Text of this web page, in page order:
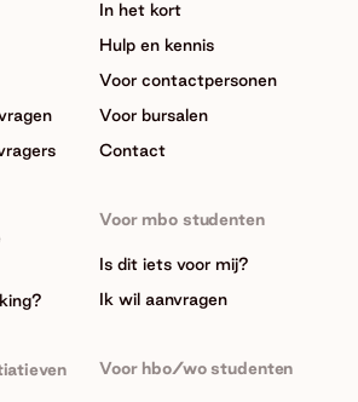
In het kort
Hulp en kennis
Voor contactpersonen
Voor bursalen
Contact
Voor mbo studenten
Is dit iets voor mij?
Ik wil aanvragen
Voor hbo/wo studenten